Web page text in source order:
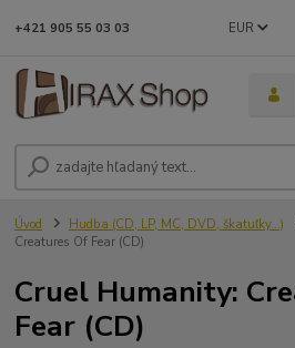
EUR
+421 905 55 03 03
Úvod Hudba (CD, LP, MC, DVD, škatuľky...)
Creatures Of Fear (CD)
Cruel Humanity:
Fear (CD)